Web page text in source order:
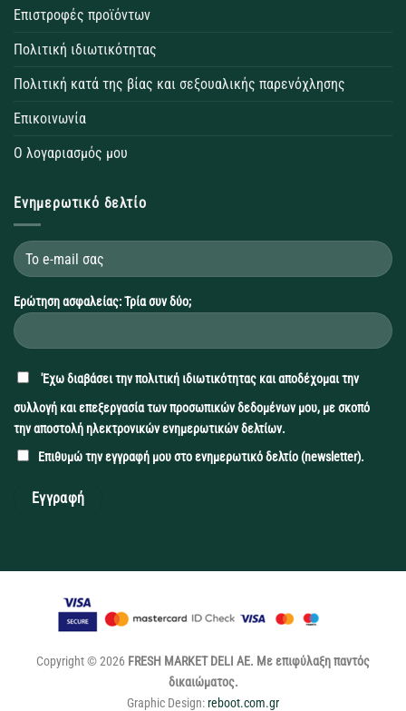
Επιστροφές προϊόντων
Πολιτική ιδιωτικότητας
Πολιτική κατά της βίας και σεξουαλικής παρενόχλησης
Επικοινωνία
Ο λογαριασμός μου
Ενημερωτικό δελτίο
Ερώτηση ασφαλείας: Τρία συν δύο;
'Εχω διαβάσει τηνπολιτική ιδιωτικότητας και αποδέχομαι την
συλλογή και επεξεργασία των προσωπικών δεδομένων μου, με σκοπό
την αποστολή ηλεκτρονικών ενημερωτικών δελτίων.
Επιθυμώ την εγγραφή μου στο ενημερωτικό δελτίο (newsletter).
Copyright © 2026 FRESH MARKET DELI ΑΕ. Με επιφύλαξη παντός
δικαιώματος.
Graphic Design: reboot.com.gr